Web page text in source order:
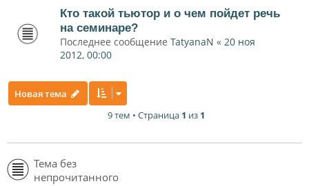
Кто такой тьютор и о чем пойдет речь
на семинаре?
Последнее сообщение TatyanaN « 20 ноя
2012, 00:00
Новая тема
9 тем • Страница 1 из 1
Тема без
непрочитанного